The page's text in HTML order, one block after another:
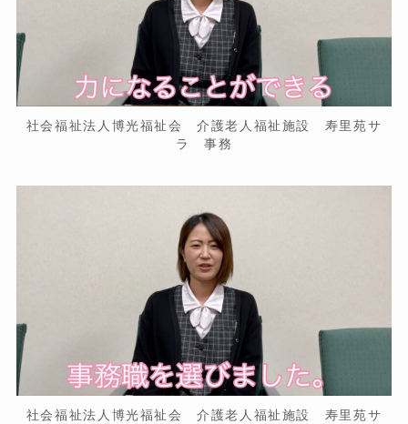
社会福祉法人博光福祉会 介護老人福祉施設 寿里苑サ
ラ 事務
社会福祉法人博光福祉会 介護老人福祉施設 寿里苑サ